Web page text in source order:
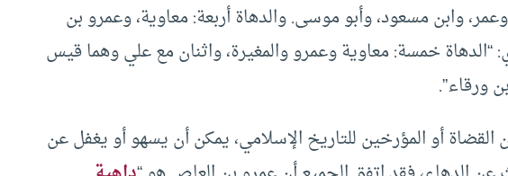
وابن مسعود، وأبو موسى. والدهاة أربعة: معاوية، وعمرو بن
“الدهاة خمسة: معاوية وعمرو والمغيرة، واثنان مع علي وهما قيس
ورقاء”.
أو المؤرخين للتاريخ الإسلامي، يمكن أن يسهو أو يغفل عن